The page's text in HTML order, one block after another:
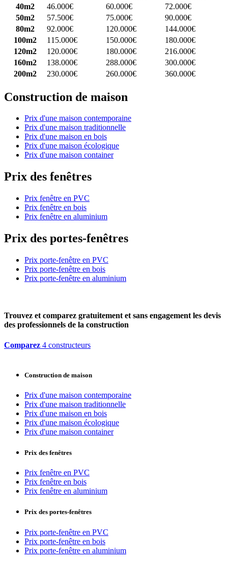
40m2
46.000€ 60.000€
72.000€
50m2
57.500€ 75.000€
90.000€
80m2
92.000€ 120.000€
144.000€
100m2
115.000€ 150.000€
180.000€
120m2
120.000€ 180.000€
216.000€
160m2
138.000€ 288.000€
300.000€
200m2
230.000€ 260.000€ 360.000€
Construction de maison
Prix d'une maison contemporaine
Prix d'une maison traditionnelle
Prix d'une maison en bois
Prix d'une maison écologique
Prix d'une maison container
Prix des fenêtres
Prix fenêtre en PVC
Prix fenêtre en bois
Prix fenêtre en aluminium
Prix des portes-fenêtres
Prix porte-fenêtre en PVC
Prix porte-fenêtre en bois
Prix porte-fenêtre en aluminium
Trouvez et comparez gratuitement et sans engagement les devis
des professionnels de la construction
Comparez 4 constructeurs
Construction de maison
Prix d'une maison contemporaine
Prix d'une maison traditionnelle
Prix d'une maison en bois
Prix d'une maison écologique
Prix d'une maison container
Prix des fenêtres
Prix fenêtre en PVC
Prix fenêtre en bois
Prix fenêtre en aluminium
Prix des portes-fenêtres
Prix porte-fenêtre en PVC
Prix porte-fenêtre en bois
Prix porte-fenêtre en aluminium